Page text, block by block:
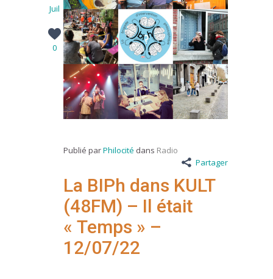
Juil
0
Publié parPhilocité dans Radio
Partager
La BIPh dans KULT
(48FM) – Il était
« Temps » –
12/07/22